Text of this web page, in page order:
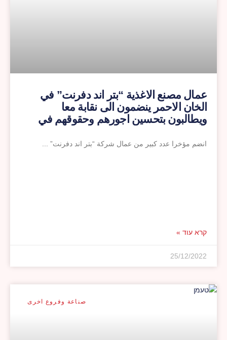
عمال مصنع الاغذية “بتر اند دفرنت” في
الخان الاحمر ينضمون الى نقابة معا
ويطالبون بتحسين اجورهم وحقوقهم في
انضم مؤخرا عدد كبير من عمال شركة “بتر اند دفرنت”
קרא עוד »
25/12/2022
صناعة وفروع اخرى